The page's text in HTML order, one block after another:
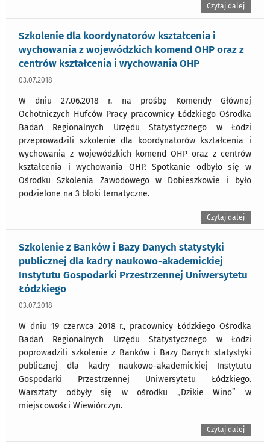
Czytaj dalej
Szkolenie dla koordynatorów kształcenia i
wychowania z wojewódzkich komend OHP oraz z
centrów kształcenia i wychowania OHP
03.07.2018
W dniu 27.06.2018 r. na prośbę Komendy Głównej
Ochotniczych Hufców Pracy pracownicy Łódzkiego Ośrodka
Badań Regionalnych Urzędu Statystycznego w Łodzi
przeprowadzili szkolenie dla koordynatorów kształcenia i
wychowania z wojewódzkich komend OHP oraz z centrów
kształcenia i wychowania OHP. Spotkanie odbyło się w
Ośrodku Szkolenia Zawodowego w Dobieszkowie i było
podzielone na 3 bloki tematyczne.
Czytaj dalej
Szkolenie z Banków i Bazy Danych statystyki
publicznej dla kadry naukowo-akademickiej
Instytutu Gospodarki Przestrzennej Uniwersytetu
Łódzkiego
03.07.2018
W dniu 19 czerwca 2018 r., pracownicy Łódzkiego Ośrodka
Badań Regionalnych Urzędu Statystycznego w Łodzi
poprowadzili szkolenie z Banków i Bazy Danych statystyki
publicznej dla kadry naukowo-akademickiej Instytutu
Gospodarki Przestrzennej Uniwersytetu Łódzkiego.
Warsztaty odbyły się w ośrodku „Dzikie Wino” w
miejscowości Wiewiórczyn.
Czytaj dalej